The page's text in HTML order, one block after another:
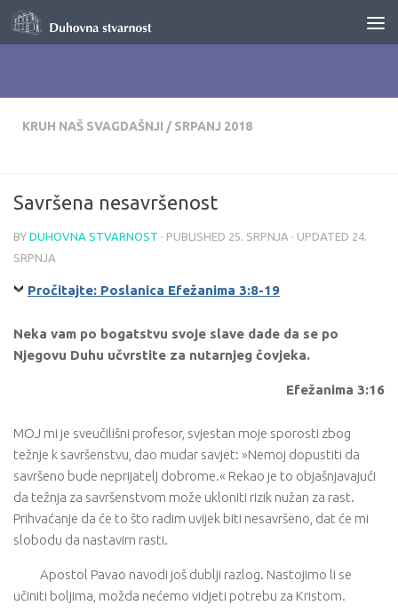
Skip to content
KRUH NAŠ SVAGDAŠNJI / SRPANJ 2018
Savršena nesavršenost
BY DUHOVNA STVARNOST · PUBLISHED 25. SRPNJA · UPDATED 24.
SRPNJA
Pročitajte: Poslanica Efežanima 3:8-19
Neka vam po bogatstvu svoje slave dade da se po
Njegovu Duhu učvrstite za nutarnjeg čovjeka.
Efežanima 3:16
MOJ mi je sveučilišni profesor, svjestan moje sporosti zbog
težnje k savršenstvu, dao mudar savjet: »Nemoj dopustiti da
savršeno bude neprijatelj dobrome.« Rekao je to objašnjavajući
da težnja za savršenstvom može ukloniti rizik nužan za rast.
Prihvaćanje da će to što radim uvijek biti nesavršeno, dat će mi
slobodu da nastavim rasti.
Apostol Pavao navodi još dublji razlog. Nastojimo li se
učiniti boljima, možda nećemo vidjeti potrebu za Kristom.